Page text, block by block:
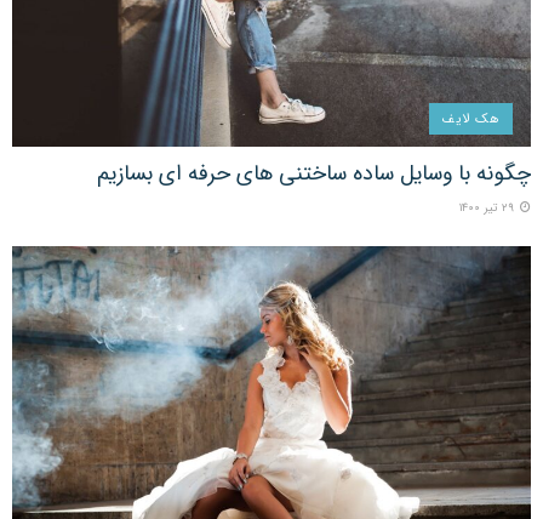
هک لایف
چگونه با وسایل ساده ساختنی های حرفه ای بسازیم